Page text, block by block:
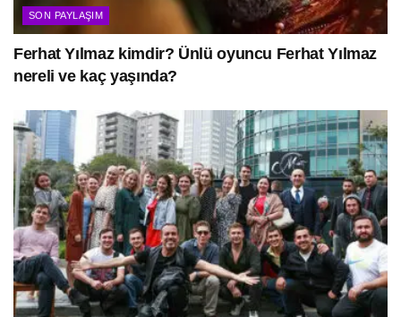
SON PAYLAŞIM
Ferhat Yılmaz kimdir? Ünlü oyuncu Ferhat Yılmaz
nereli ve kaç yaşında?